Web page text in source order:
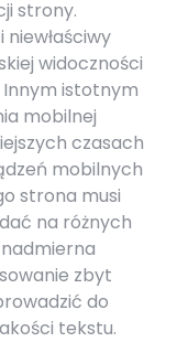
strony.
widoczności
istotnym
mobilnej
czasach
mobilnych
strona musi
na różnych
zbyt
do
tekstu.